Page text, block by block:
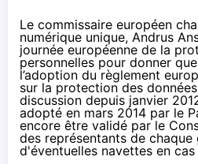
Le commissaire européen
numérique unique, Andrus
journée européenne de la
personnellespour donner
l’adoption du règlement
sur la protection des
discussion depuis janvier
adopté en mars 2014 par le
encore être validé par le
des représentants de
d'éventuelles navettes en